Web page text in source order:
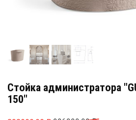
Стойка администратора
150"